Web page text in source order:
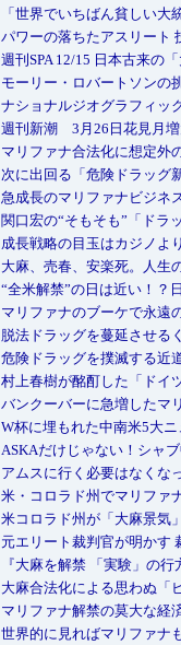
「世界でいちばん貧しい大
パワーの落ちたアスリート
週刊SPA 12/15 日本古来の
モーリー・ロバートソンの
ナショナルジオグラフィッ
週刊新潮 3月26日花見月
マリファナ合法化に想定
次に出回る「危険ドラッグ
急成長のマリファナビジ
関口宏の“そもそも”「ドラ
成長戦略の目玉はカジノよ
大麻、売春、安楽死。人生
“全米解禁”の日は近い！？
マリファナのブーケで永
脱法ドラッグを蔓延させる
危険ドラッグを撲滅する近
村上春樹が酩酊した「ドイ
バンクーバーに急増したマ
W杯に埋もれた中南米5大ニ
ASKAだけじゃない！シャ
アムスに行く必要はなくな
米・コロラド州でマリファ
米コロラド州が「大麻景
元エリート裁判官が明かす
『大麻を解禁 「実験」の
大麻合法化による思わぬ「
マリファナ解禁の莫大な経
世界的に見ればマリファナ